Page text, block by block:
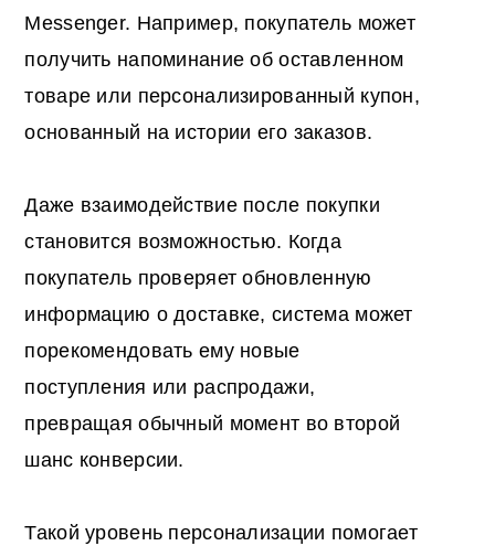
Messenger. Например, покупатель может
получить напоминание об оставленном
товаре или персонализированный купон,
основанный на истории его заказов.
Даже взаимодействие после покупки
становится возможностью. Когда
покупатель проверяет обновленную
информацию о доставке, система может
порекомендовать ему новые
поступления или распродажи,
превращая обычный момент во второй
шанс конверсии.
Такой уровень персонализации помогает